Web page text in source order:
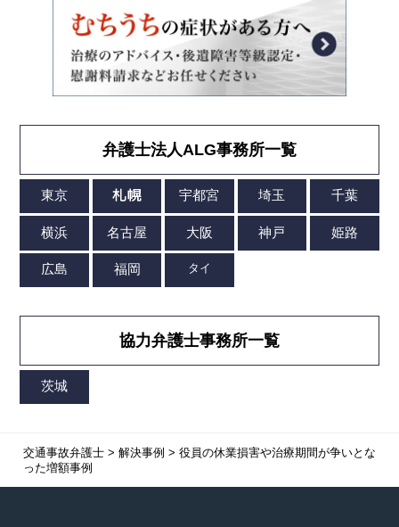
弁護士法人ALG事務所一覧
協力弁護士事務所一覧
交通事故弁護士> 解決事例 > 役員の休業損害や治療期間が争いとな
った増額事例